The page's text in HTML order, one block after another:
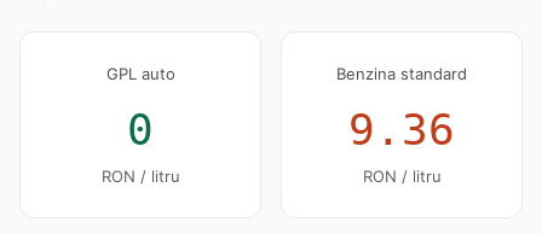
GPL auto
0
RON / litru
Benzina standard
9.36
RON / litru